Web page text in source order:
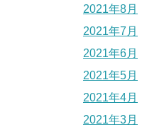
2021年8月
2021年7月
2021年6月
2021年5月
2021年4月
2021年3月